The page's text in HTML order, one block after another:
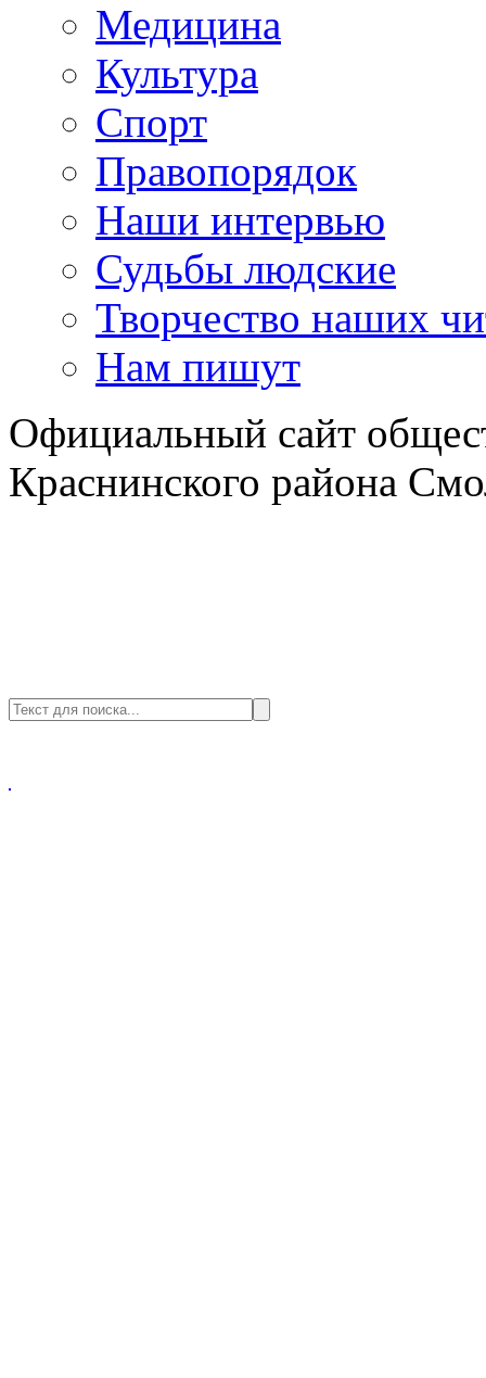
Медицина
Культура
Спорт
Правопорядок
Наши интервью
Судьбы людские
Творчество наших
Нам пишут
Официальный сайт
Краснинского района